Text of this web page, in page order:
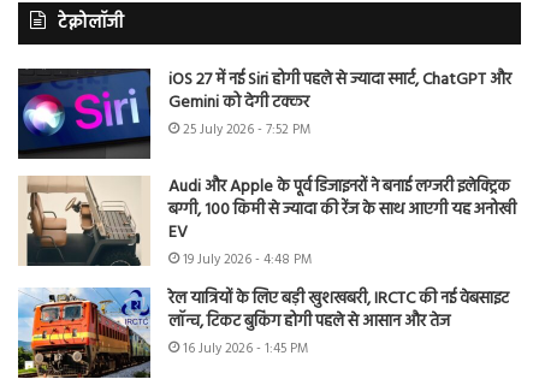
टेक्नोलॉजी
iOS 27 में नई Siri होगी पहले से ज्यादा स्मार्ट, ChatGPT और
Gemini को देगी टक्कर
25 July 2026 - 7:52 PM
Audi और Apple के पूर्व डिजाइनरों ने बनाई लग्जरी इलेक्ट्रिक
बग्गी, 100 किमी से ज्यादा की रेंज के साथ आएगी यह अनोखी
EV
19 July 2026 - 4:48 PM
रेल यात्रियों के लिए बड़ी खुशखबरी, IRCTC की नई वेबसाइट
लॉन्च, टिकट बुकिंग होगी पहले से आसान और तेज
16 July 2026 - 1:45 PM